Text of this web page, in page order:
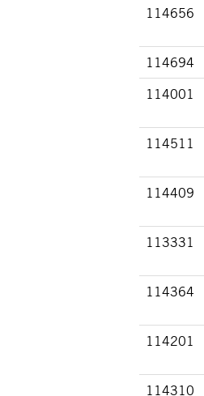
114656
114694
114001
114511
114409
113331
114364
114201
114310